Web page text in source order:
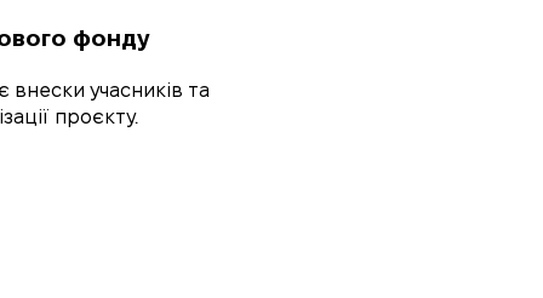
фонду
внески учасників та
проєкту.